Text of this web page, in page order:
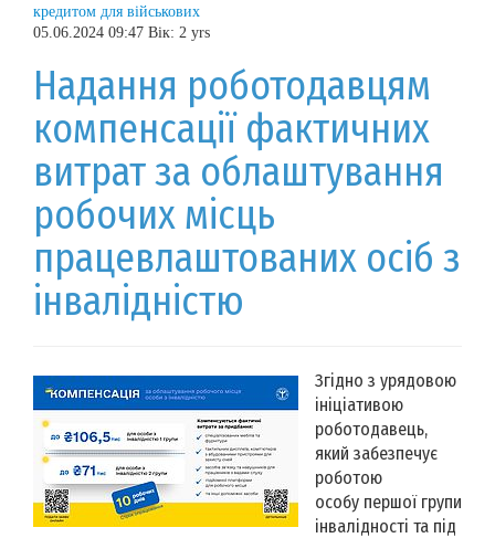
кредитом для військових
05.06.2024 09:47 Вік: 2 yrs
Надання роботодавцям
компенсації фактичних
витрат за облаштування
робочих місць
працевлаштованих осіб з
інвалідністю
Згідно з урядовою
ініціативою
роботодавець,
який забезпечує
роботою
особу першої групи
інвалідності та під